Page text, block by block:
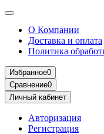
О Компании
Доставка и оплата
Политика
Избранное0
Сравнение0
Личный кабинет
Авторизация
Регистрация